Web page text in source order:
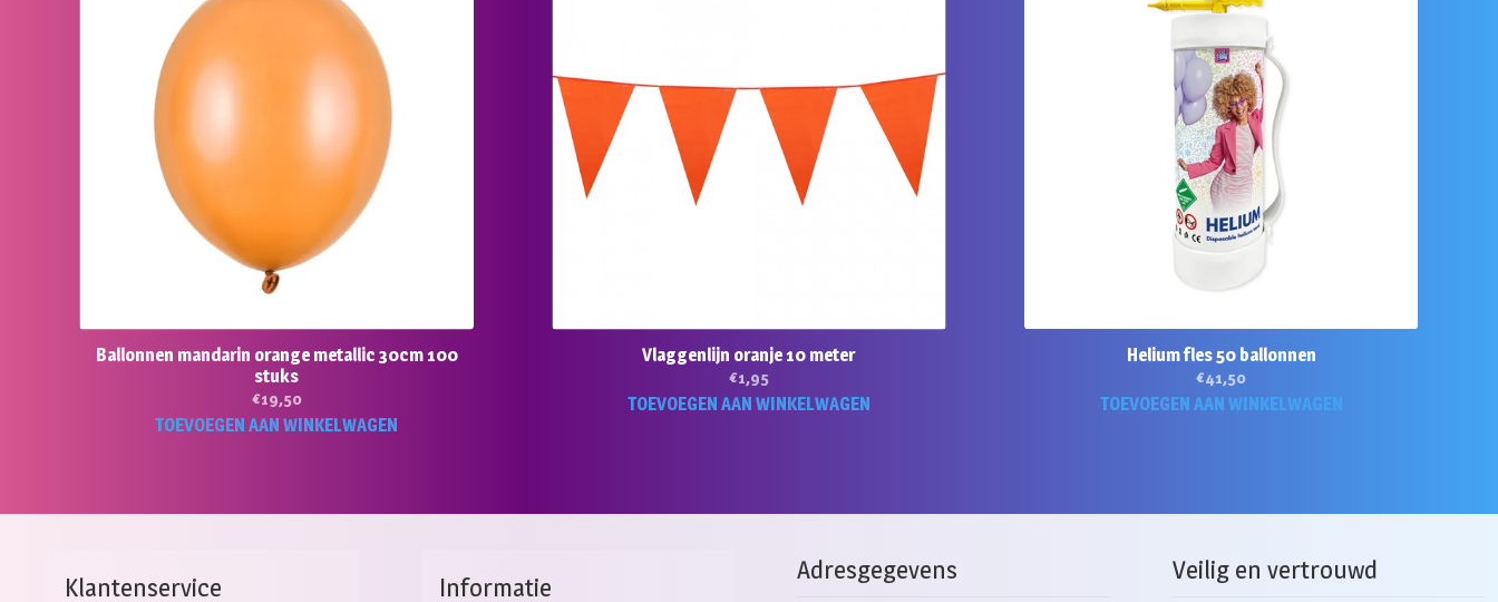
Ballonnen mandarin orange metallic 30cm 100
stuks
€19,50
TOEVOEGEN AAN WINKELWAGEN
Vlaggenlijn oranje 10 meter
€1,95
TOEVOEGEN AAN WINKELWAGEN
Helium fles 50 ballonnen
€41,50
TOEVOEGEN AAN WINKELWAGEN
Klantenservice Informatie
Adresgegevens Veilig en vertrouwd